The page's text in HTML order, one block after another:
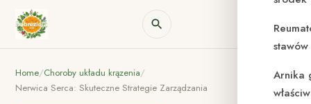
Arnika
Home/Choroby układu krązenia/
Nerwica Serca: Skuteczne Strategie Zarządzania